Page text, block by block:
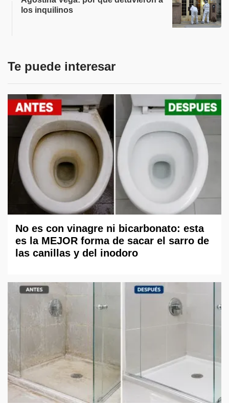
los inquilinos
Te puede interesar
No es con vinagre ni bicarbonato: esta
es la MEJOR forma de sacar el sarro de
las canillas y del inodoro